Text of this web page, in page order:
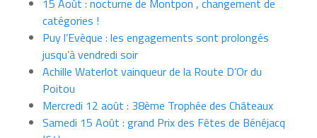
15 Août : nocturne de Montpon , changement de
catégories !
Puy l’Evèque : les engagements sont prolongés
jusqu’à vendredi soir
Achille Waterlot vainqueur de la Route D’Or du
Poitou
Mercredi 12 août : 38ème Trophée des Châteaux
Samedi 15 Août : grand Prix des Fêtes de Bénéjacq